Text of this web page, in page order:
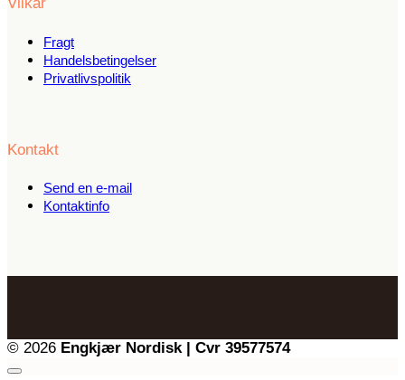
Vilkår
Fragt
Handelsbetingelser
Privatlivspolitik
Kontakt
Send en e-mail
Kontaktinfo
© 2026 Engkjær Nordisk | Cvr 39577574